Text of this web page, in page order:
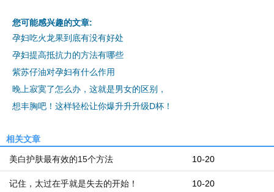
您可能感兴趣的文章:
孕妇吃火龙果到底有没有好处
孕妇提高抵抗力的方法有哪些
紫苏仔油对孕妇有什么作用
晚上寂寞了怎么办，这就是男女的区别，
想丰胸吧！这样轻松让你爆升升升级D杯！
相关文章
10-20
美白护肤最有效的15个方法
10-20
记住，太过在乎就是失去的开始！